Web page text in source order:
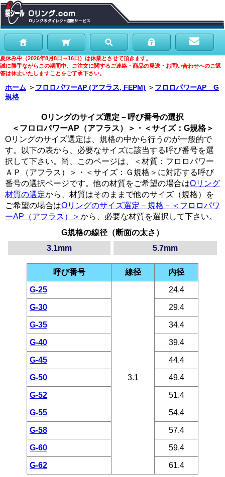
夏休み中（2026年8月8日～16日）は休業とさせて頂きます。
誠に勝手ながらこの期間中、ご注文に関するご連絡・商品の発送・お問い合わせへのご返
答は休止いたしますことをご了承下さい。
ホーム ＞ フロロパワーAP (アフラス, FEPM) ＞ フロロパワーAP G
規格
Oリングのサイズ選定－呼び番号の選択
＜フロロパワーAP（アフラス）＞・＜サイズ：G規格＞
Oリングのサイズ選定は、規格の中から行うのが一般的で
す。以下の表から、必要なサイズに該当する呼び番号を選
択して下さい。尚、このページは、＜材質：フロロパワー
ＡＰ（アフラス）＞・＜サイズ：Ｇ規格＞に対応する呼び
番号の選択ページです。他の材質をご希望の場合はOリング
材質の選定から、材質はそのままで他のサイズ（規格）を
ご希望の場合はOリングのサイズ選定－規格－＜フロロパワ
ーAP（アフラス）＞ から、必要な材質を選択して下さい。
G規格の線径（断面の太さ）
3.1mm
5.7mm
呼び番号 線径 内径
G-25
3.1
24.4
G-30 29.4
G-35 34.4
G-40 39.4
G-45 44.4
G-50 49.4
G-52 51.4
G-55 54.4
G-58 57.4
G-60 59.4
G-62 61.4